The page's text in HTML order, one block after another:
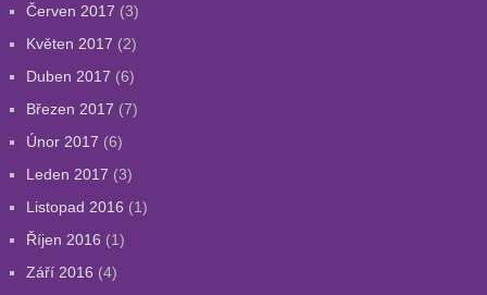
Červen 2017 (3)
Květen 2017 (2)
Duben 2017 (6)
Březen 2017 (7)
Únor 2017 (6)
Leden 2017 (3)
Listopad 2016 (1)
Říjen 2016 (1)
Září 2016 (4)